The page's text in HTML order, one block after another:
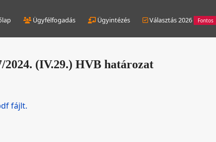
Ügyfélfogadás Ügyintézés Választás 2026 Fontos
2024. (IV.29.) HVB határozat
fájlt.